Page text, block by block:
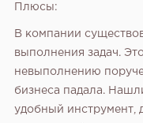
Плюсы:
В компании
выполнения задач.
невыполнению
бизнеса падала.
удобный инструмент,